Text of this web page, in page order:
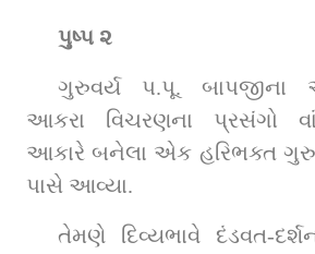
પુષ્પ ૨
ગુરુવર્ય પ.પૂ. બાપજીના
આકરા વિચરણના પ્રસંગો
આકારે બનેલા એક હરિભક્ત
પાસે આવ્યા.
તેમણે દિવ્યભાવે દંડવત-